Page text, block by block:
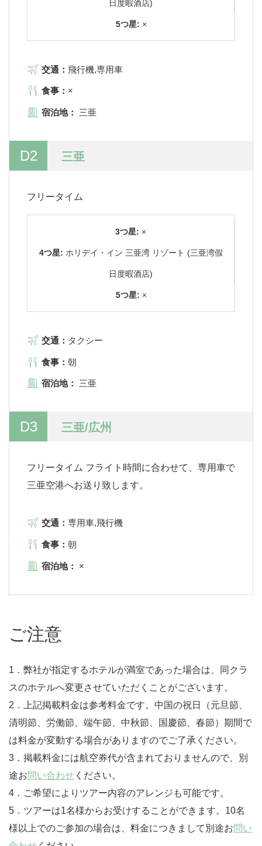
日度暇酒店)
5つ星: ×
交通： 飛行機,専用車
食事： ×
宿泊地： 三亜
D2 三亜
フリータイム
3つ星: ×
4つ星: ホリデイ・イン 三亜湾 リゾート (三亜湾假
日度暇酒店)
5つ星: ×
交通： タクシー
食事： 朝
宿泊地： 三亜
D3 三亜/広州
フリータイム フライト時間に合わせて、専用車で
三亜空港へお送り致します。
交通： 専用車,飛行機
食事： 朝
宿泊地： ×
ご注意
1．弊社が指定するホテルが満室であった場合は、同クラ
スのホテルへ変更させていただくことがございます。
2．上記掲載料金は参考料金です。中国の祝日（元旦節、
清明節、労働節、端午節、中秋節、国慶節、春節）期間で
は料金が変動する場合がありますのでご了承ください。
3．掲載料金には航空券代が含まれておりませんので、別
途お問い合わせ ください。
4．ご希望によりツアー内容のアレンジも可能です。
5．ツアーは1名様からお受けすることができます。10名
様以上でのご参加の場合は、料金につきまして別途お問い